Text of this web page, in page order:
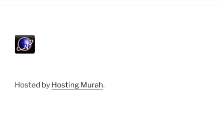
Hosted by Hosting Murah.